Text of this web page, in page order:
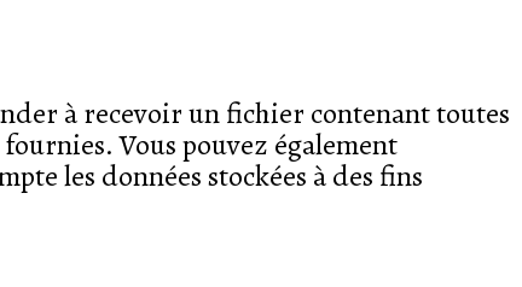
à recevoir un fichier contenant toutes
Vous pouvez également
les données stockées à des fins